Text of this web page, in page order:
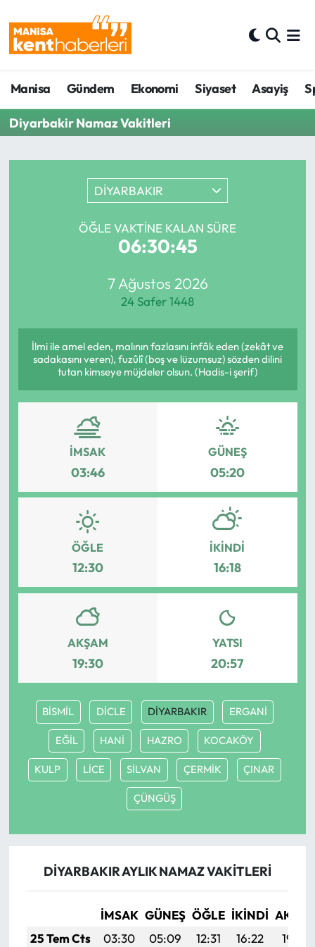
Manisa Gündem Ekonomi Siyaset Asayiş
Diyarbakir Namaz Vakitleri
DİYARBAKIR
ÖĞLE VAKTINE KALAN SÜRE
06:30:45
7 Ağustos 2026
24 Safer 1448
İlmi ile amel eden, malının fazlasını infâk eden (zekât ve
sadakasını veren), fuzûlî (boş ve lüzumsuz) sözden dilini
tutan kimseye müjdeler olsun. (Hadis-i şerif)
İMSAK
03:46
GÜNEŞ
05:20
ÖĞLE
12:30
İKINDI
16:18
AKŞAM
19:30
YATSI
20:57
BİSMİL DİCLE DİYARBAKIR ERGANİ
EĞİL HANİ HAZRO KOCAKÖY
KULP LİCE SİLVAN ÇERMİK ÇINAR
ÇÜNGÜŞ
DİYARBAKIR AYLIK NAMAZ VAKITLERI
İMSAK GÜNEŞ ÖĞLE İKINDI
25 Tem Cts
03:30 05:09 12:31 16:22
19:42
Ahmetli Hava Durumu
Ahmetli Trafik Yoğunluk Haritası
Süper Lig Puan Durumu ve Fikstür
Tüm Manşetler
Son Dakika Haberleri
Haber Arşivi